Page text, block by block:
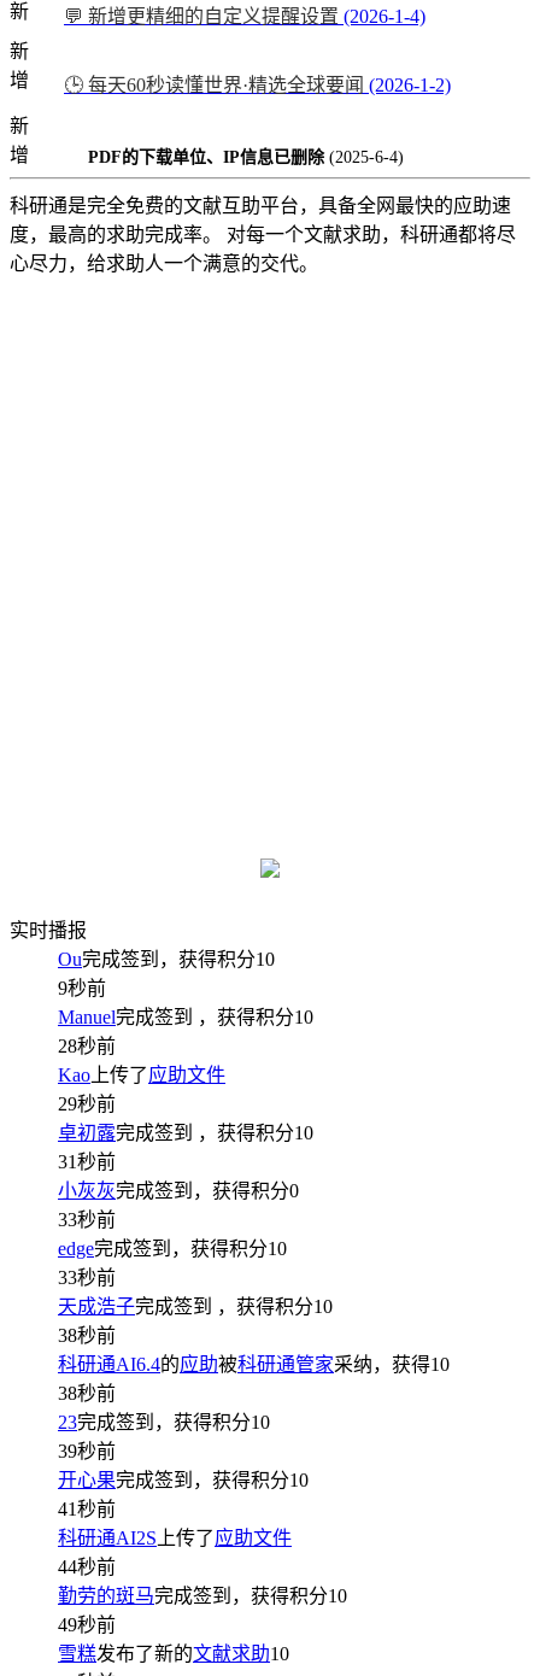
新
💬 新增更精细的自定义提醒设置 (2026-1-4)
新
增
🕒 每天60秒读懂世界·精选全球要闻 (2026-1-2)
新
增
PDF的下载单位、IP信息已删除 (2025-6-4)
科研通是完全免费的文献互助平台，具备全网最快的应助速
度，最高的求助完成率。 对每一个文献求助，科研通都将尽
心尽力，给求助人一个满意的交代。
实时播报
Ou完成签到，获得积分10
9秒前
Manuel完成签到 ，获得积分10
28秒前
Kao 上传了应助文件
29秒前
卓初露完成签到 ，获得积分10
31秒前
小灰灰完成签到，获得积分0
33秒前
edge完成签到，获得积分10
33秒前
天成浩子完成签到 ，获得积分10
38秒前
科研通AI6.4的应助被科研通管家采纳，获得10
38秒前
23完成签到，获得积分10
39秒前
开心果完成签到，获得积分10
41秒前
科研通AI2S 上传了应助文件
44秒前
勤劳的斑马完成签到，获得积分10
49秒前
雪糕发布了新的文献求助10